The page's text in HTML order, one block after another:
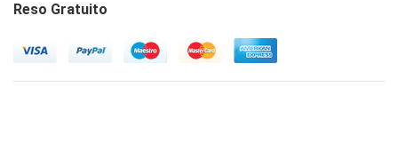
Reso Gratuito